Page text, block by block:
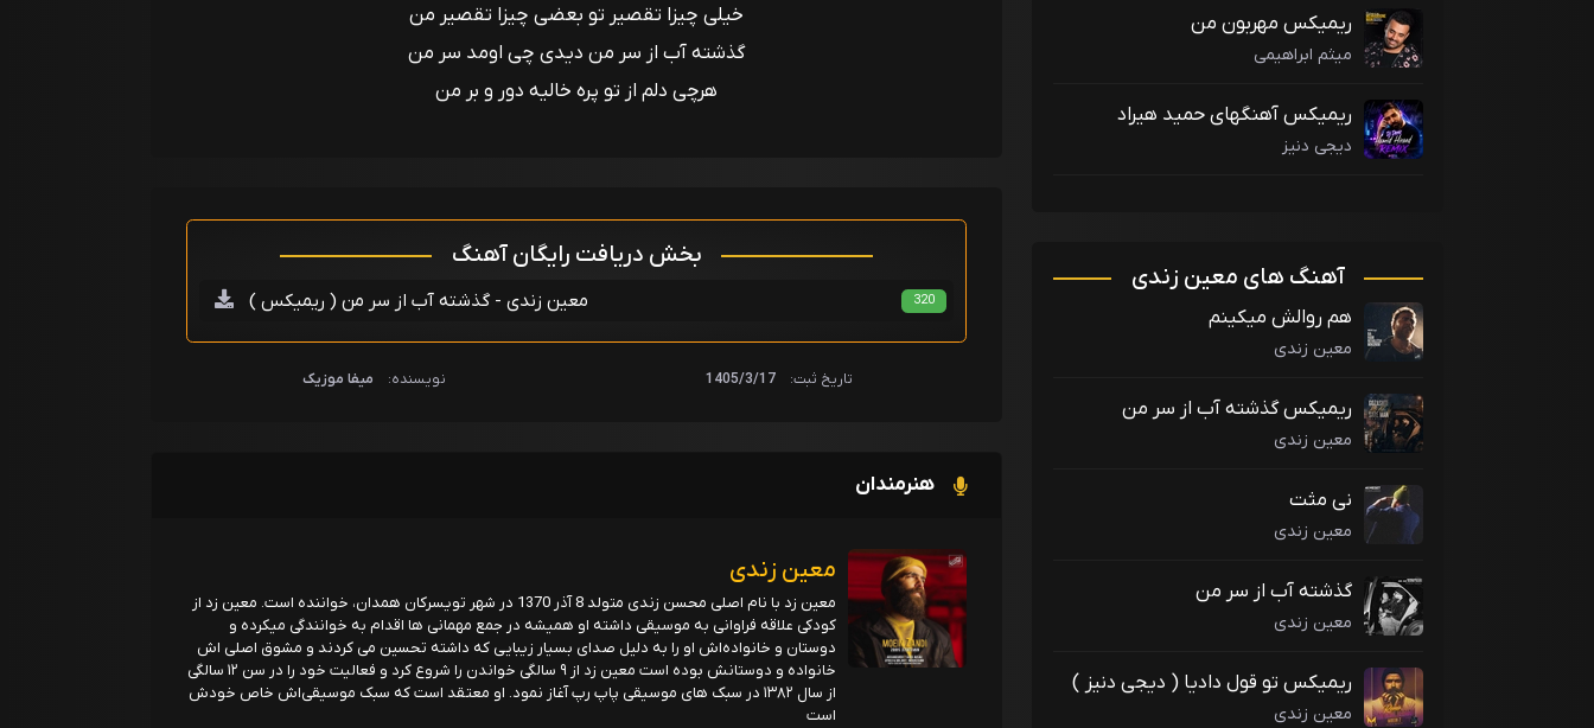
ریمیکس مهربون من
میثم ابراهیمی
ریمیکس آهنگهای حمید هیراد
دیجی دنیز
آهنگ های معین زندی
هم روالش میکینم
معین زندی
ریمیکس گذشته آب از سر من
معین زندی
نی مثت
معین زندی
گذشته آب از سر من
معین زندی
ریمیکس تو قول دادیا ( دیجی دنیز )
معین زندی
خیلی چیزا تقصیر تو بعضی چیزا تقصیر من
گذشته آب از سر من دیدی چی اومد سر من
هرچی دلم از تو پره خالیه دور و بر من
بخش دریافت رایگان آهنگ
معین زندی - گذشته آب از سر من ( ریمیکس ) 320
تاریخ ثبت: 1405/3/17 نویسنده: میفا موزیک
هنرمندان
معین زندی
معین زد با نام اصلی محسن زندی متولد 8 آذر 1370 در شهر تویسرکان همدان، خواننده است. معین زد از
کودکی علاقه فراوانی به موسیقی داشته او همیشه در جمع مهمانی ها اقدام به خوانندگی میکرده و
دوستان و خانواده‌اش او را به دلیل صدای بسیار زیبایی که داشته تحسین می کردند و مشوق اصلی اش
خانواده و دوستانش بوده است معین زد از ۹ سالگی خواندن را شروع کرد و فعالیت خود را در سن ۱۲ سالگی
از سال ۱۳۸۲ در سبک های موسیقی پاپ رپ آغاز نمود. او معتقد است که سبک موسیقی‌اش خاص خودش
است